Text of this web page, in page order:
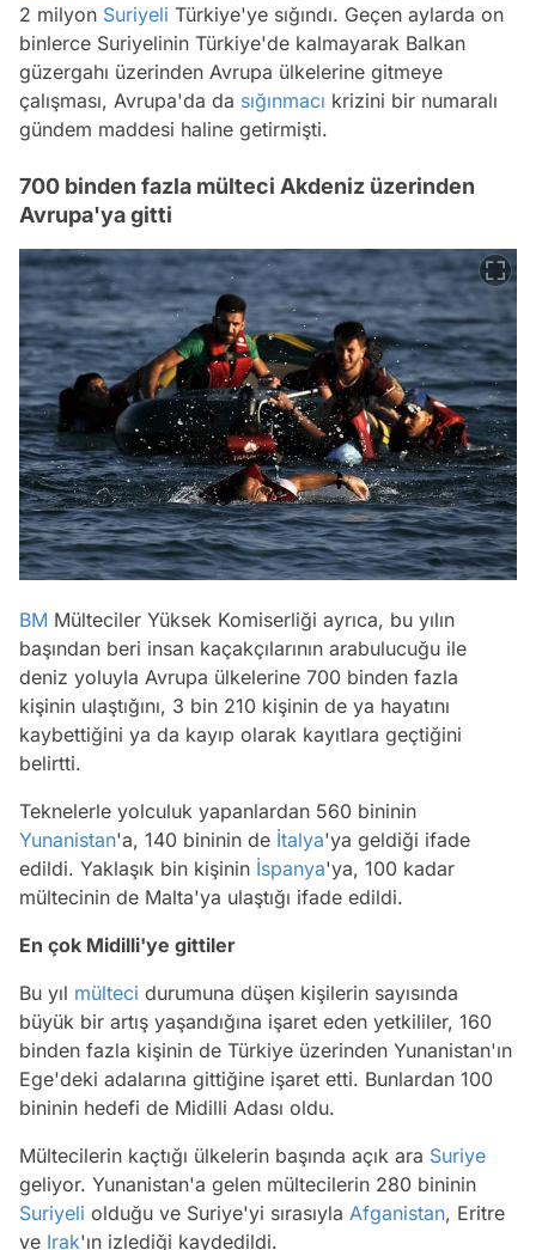
2 milyon Suriyeli Türkiye'ye sığındı. Geçen aylarda on
binlerce Suriyelinin Türkiye'de kalmayarak Balkan
güzergahı üzerinden Avrupa ülkelerine gitmeye
çalışması, Avrupa'da da sığınmacı krizini bir numaralı
gündem maddesi haline getirmişti.
700 binden fazla mülteci Akdeniz üzerinden
Avrupa'ya gitti
BM Mülteciler Yüksek Komiserliği ayrıca, bu yılın
başından beri insan kaçakçılarının arabulucuğu ile
deniz yoluyla Avrupa ülkelerine 700 binden fazla
kişinin ulaştığını, 3 bin 210 kişinin de ya hayatını
kaybettiğini ya da kayıp olarak kayıtlara geçtiğini
belirtti.
Teknelerle yolculuk yapanlardan 560 bininin
Yunanistan'a, 140 bininin de İtalya'ya geldiği ifade
edildi. Yaklaşık bin kişinin İspanya'ya, 100 kadar
mültecinin de Malta'ya ulaştığı ifade edildi.
En çok Midilli'ye gittiler
Bu yıl mülteci durumuna düşen kişilerin sayısında
büyük bir artış yaşandığına işaret eden yetkililer, 160
binden fazla kişinin de Türkiye üzerinden Yunanistan'ın
Ege'deki adalarına gittiğine işaret etti. Bunlardan 100
bininin hedefi de Midilli Adası oldu.
Mültecilerin kaçtığı ülkelerin başında açık ara Suriye
geliyor. Yunanistan'a gelen mültecilerin 280 bininin
Suriyeli olduğu ve Suriye'yi sırasıyla Afganistan, Eritre
ve Irak'ın izlediği kaydedildi.